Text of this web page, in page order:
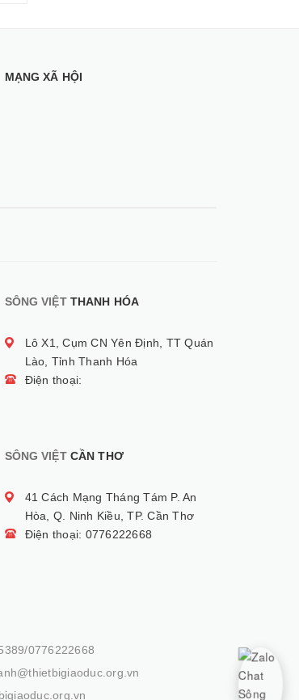
MẠNG XÃ HỘI
SÔNG VIỆTTHANH HÓA
Lô X1, Cụm CN Yên Định, TT Quán
Lào, Tỉnh Thanh Hóa
Điện thoại:
SÔNG VIỆTCẦN THƠ
41 Cách Mạng Tháng Tám P. An
Hòa, Q. Ninh Kiều, TP. Cần Thơ
Điện thoại: 0776222668
0776222668